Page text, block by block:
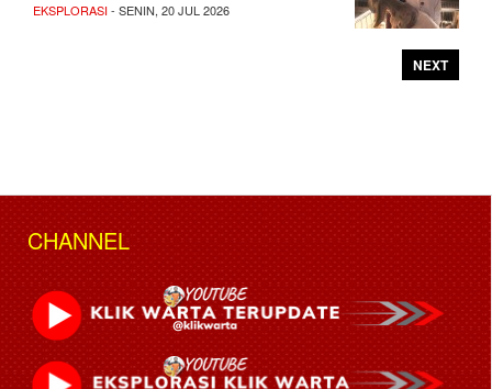
EKSPLORASI- SENIN, 20 JUL 2026
NEXT
CHANNEL